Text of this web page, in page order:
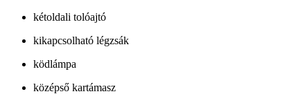
kétoldali tolóajtó
kikapcsolható légzsák
ködlámpa
középső kartámasz